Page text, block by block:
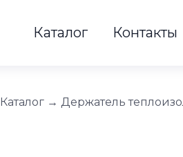
Каталог Контакты
Каталог → Держатель